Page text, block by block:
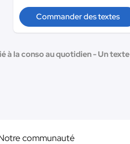
Commander des textes
à la conso au quotidien - Un texte
communauté